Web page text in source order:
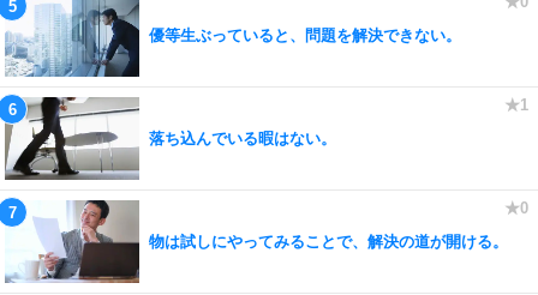
優等生ぶっていると、問題を解決できない。
落ち込んでいる暇はない。
物は試しにやってみることで、解決の道が開ける。